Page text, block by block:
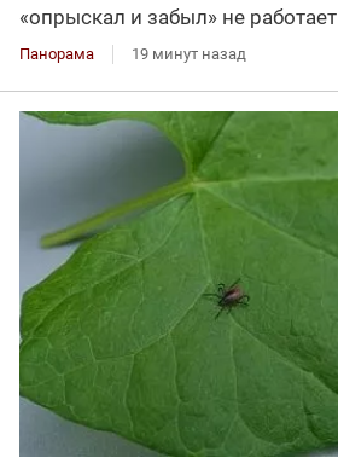
«опрыскал и забыл» не работает
Панорама 19 минут назад